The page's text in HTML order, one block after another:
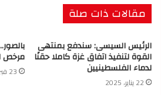
مقالات ذات صلة
الرئيس السيسى: سندفع بمنتهى
القوة لتنفيذ اتفاق غزة كاملا حقنًا
لدماء الفلسطينيين
22 يناير، 2025
مرخص
23 فبراير، 2017